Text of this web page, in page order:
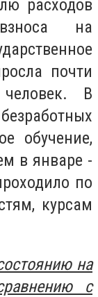
расходов
на
почти
В
обучение,
в январе -
по
курсам
на
с